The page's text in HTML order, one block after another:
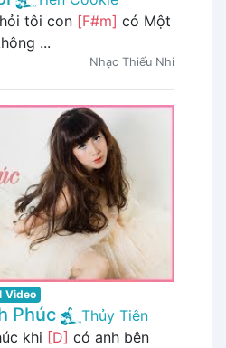
tôi con [F#m] có Một
...
Nhạc Thiếu Nhi
Video
Phúc
Thủy Tiên
khi [D] có anh bên